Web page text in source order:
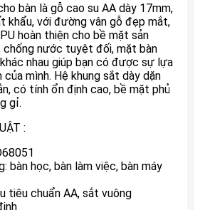
bàn là gỗ cao su AA dày 17mm,
khẩu, với đường vân gỗ đẹp mắt,
hoàn thiện cho bề mặt sản
nước tuyệt đối, mặt bàn
nhau giúp bạn có được sự lựa
mình. Hệ khung sắt dày dặn
có tính ổn định cao, bề mặt phủ
gỉ.
:
bàn học, bàn làm việc, bàn máy
tiêu chuẩn AA, sắt vuông